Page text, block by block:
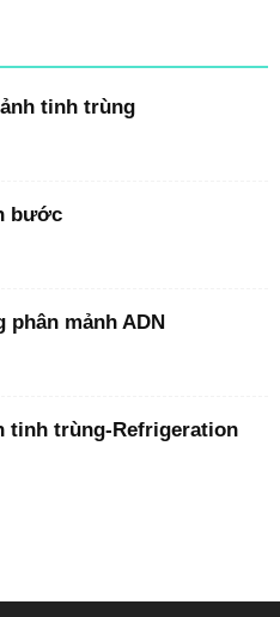
tinh trùng
bước
mảnh ADN
tinh trùng-Refrigeration